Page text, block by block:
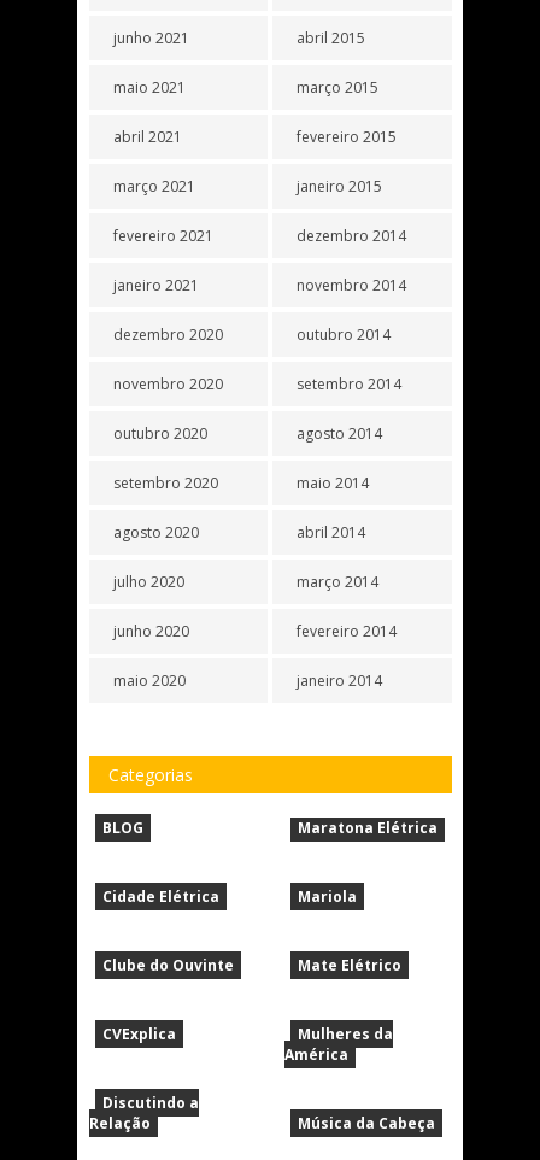
junho 2021
maio 2021
abril 2021
março 2021
fevereiro 2021
janeiro 2021
dezembro 2020
novembro 2020
outubro 2020
setembro 2020
agosto 2020
julho 2020
junho 2020
maio 2020
abril 2015
março 2015
fevereiro 2015
janeiro 2015
dezembro 2014
novembro 2014
outubro 2014
setembro 2014
agosto 2014
maio 2014
abril 2014
março 2014
fevereiro 2014
janeiro 2014
Categorias
BLOG
Cidade Elétrica
Clube do Ouvinte
CVExplica
Discutindo a
Relação
Maratona Elétrica
Mariola
Mate Elétrico
Mulheres da
América
Música da Cabeça